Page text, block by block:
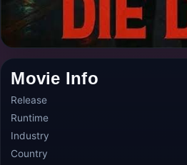
Movie Info
Release
Runtime
Industry
Country